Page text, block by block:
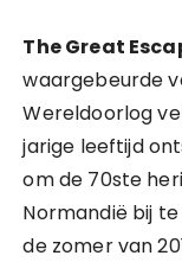
The Great
waargebeurde
Wereldoorlog
jarige leeftijd
om de 70ste
Normandië bij
de zomer van